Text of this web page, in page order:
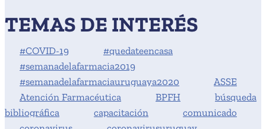
TEMAS DE INTERÉS
#COVID-19
#quedateencasa
#semanadelafarmacia2019
#semanadelafarmaciauruguaya2020
ASSE
Atención Farmacéutica
BPFH
búsqueda
bibliográfica
capacitación
comunicado